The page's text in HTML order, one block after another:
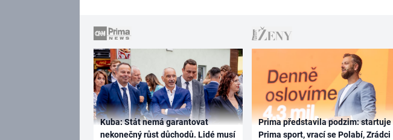
Kuba: Stát nemá garantovat
nekonečný růst důchodů. Lidé musí
Prima představila podzim: startuje
Prima sport, vrací se Polabí, Zrádci